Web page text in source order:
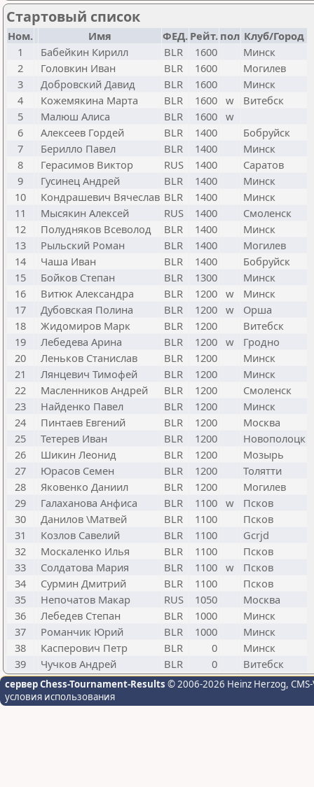
Стартовый список
Ном. Имя ФЕД. Рейт. пол Клуб/Город
1
Бабейкин Кирилл BLR 1600
Минск
2
Головкин Иван BLR 1600
Могилев
3
Добровский Давид BLR 1600
Минск
4
Кожемякина Марта BLR 1600 w
Витебск
5
Малюш Алиса BLR 1600
w
6
Алексеев Гордей BLR 1400
Бобруйск
7
Берилло Павел BLR 1400
Минск
8
Герасимов Виктор RUS 1400
Саратов
9
Гусинец Андрей BLR 1400
Минск
10
Кондрашевич Вячеслав BLR 1400
Минск
11
Мысякин Алексей RUS 1400
Смоленск
12
Полудняков Всеволод BLR 1400
Минск
13
Рыльский Роман BLR 1400
Могилев
14
Чаша Иван BLR 1400
Бобруйск
15
Бойков Степан BLR 1300
Минск
16
Витюк Александра BLR 1200 w
Минск
17
Дубовская Полина BLR 1200 w
Орша
18
Жидомиров Марк BLR 1200
Витебск
19
Лебедева Арина BLR 1200 w
Гродно
20
Леньков Станислав BLR 1200
Минск
21
Лянцевич Тимофей BLR 1200
Минск
22
Масленников Андрей BLR 1200
Смоленск
23
Найденко Павел BLR 1200
Минск
24
Пинтаев Евгений BLR 1200
Москва
25
Тетерев Иван BLR 1200
Новополоцк
26
Шикин Леонид BLR 1200
Мозырь
27
Юрасов Семен BLR 1200
Толятти
28
Яковенко Даниил BLR 1200
Могилев
29
Галаханова Анфиса BLR 1100 w
Псков
30
Данилов \Матвей BLR 1100
Псков
31
Козлов Савелий BLR 1100
Gcrjd
32
Москаленко Илья BLR 1100
Псков
33
Солдатова Мария BLR 1100 w
Псков
34
Сурмин Дмитрий BLR 1100
Псков
35
Непочатов Макар RUS 1050
Москва
36
Лебедев Степан BLR 1000
Минск
37
Романчик Юрий BLR 1000
Минск
38
Касперович Петр BLR 0
Минск
39
Чучков Андрей BLR 0 Витебск
сервер Chess-Tournament-Results © 2006-2026 Heinz Herzog,
условия использования